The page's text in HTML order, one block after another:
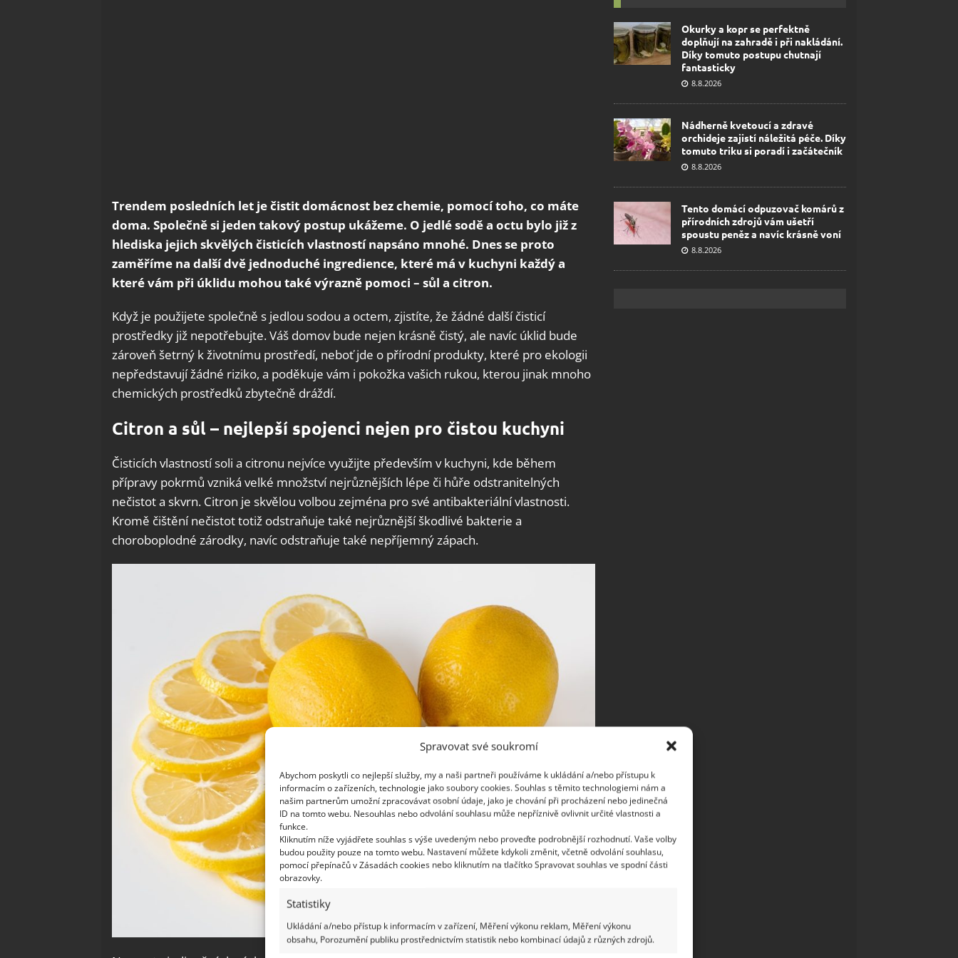
Spravovat své soukromí
Abychom poskytli co nejlepší služby, my a naši partneři používáme k ukládání a/nebo přístupu k
informacím o zařízeních, technologie jako soubory cookies. Souhlas s těmito technologiemi nám a
našim partnerům umožní zpracovávat osobní údaje, jako je chování při procházení nebo jedinečná
ID na tomto webu. Nesouhlas nebo odvolání souhlasu může nepříznivě ovlivnit určité vlastnosti a
funkce.
Kliknutím níže vyjádřete souhlas s výše uvedeným nebo proveďte podrobnější rozhodnutí. Vaše volby
budou použity pouze na tomto webu. Nastavení můžete kdykoli změnit, včetně odvolání souhlasu,
pomocí přepínačů v Zásadách cookies nebo kliknutím na tlačítko Spravovat souhlas ve spodní části
obrazovky.
Statistiky
Ukládání a/nebo přístup k informacím v zařízení, Měření výkonu reklam, Měření výkonu
obsahu, Porozumění publiku prostřednictvím statistik nebo kombinací údajů z různých zdrojů.
Trendem posledních let je čistit domácnost bez chemie, pomocí toho, co máte
doma. Společně si jeden takový postup ukážeme. O jedlé sodě a octu bylo již z
hlediska jejich skvělých čisticích vlastností napsáno mnohé. Dnes se proto
zaměříme na další dvě jednoduché ingredience, které má v kuchyni každý a
které vám při úklidu mohou také výrazně pomoci – sůl a citron.
Když je použijete společně s jedlou sodou a octem, zjistíte, že žádné další čisticí
prostředky již nepotřebujte. Váš domov bude nejen krásně čistý, ale navíc úklid bude
zároveň šetrný k životnímu prostředí, neboť jde o přírodní produkty, které pro ekologii
nepředstavují žádné riziko, a poděkuje vám i pokožka vašich rukou, kterou jinak mnoho
chemických prostředků zbytečně dráždí.
Citron a sůl – nejlepší spojenci nejen pro čistou kuchyni
Čisticích vlastností soli a citronu nejvíce využijte především v kuchyni, kde během
přípravy pokrmů vzniká velké množství nejrůznějších lépe či hůře odstranitelných
nečistot a skvrn. Citron je skvělou volbou zejména pro své antibakteriální vlastnosti.
Kromě čištění nečistot totiž odstraňuje také nejrůznější škodlivé bakterie a
choroboplodné zárodky, navíc odstraňuje také nepříjemný zápach.
Okurky a kopr se perfektně
doplňují na zahradě i při nakládání.
Díky tomuto postupu chutnají
fantasticky
8.8.2026
Nádherně kvetoucí a zdravé
orchideje zajistí náležitá péče. Díky
tomuto triku si poradí i začátečník
8.8.2026
Tento domácí odpuzovač komárů z
přírodních zdrojů vám ušetří
spoustu peněz a navíc krásně voní
8.8.2026